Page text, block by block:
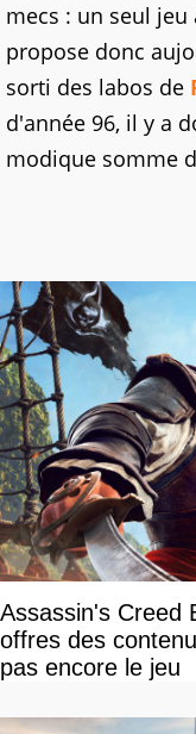
mecs : un seul jeu
propose donc
sorti des labos de
d'année 96, il y a
modique somme
Assassin's Creed
offres des
pas encore le jeu